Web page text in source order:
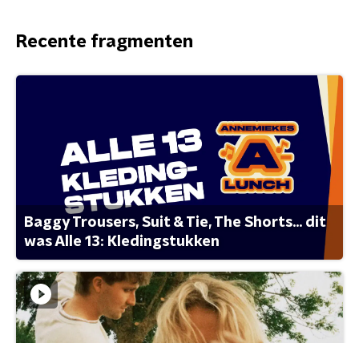
Recente fragmenten
Baggy Trousers, Suit & Tie, The Shorts... dit
was Alle 13: Kledingstukken